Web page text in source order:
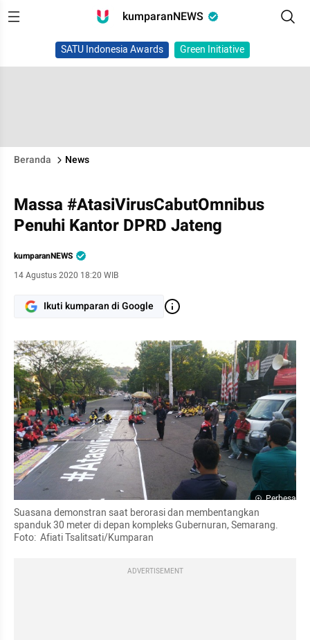
kumparanNEWS
SATU Indonesia Awards Green Initiative
Beranda News
Massa #AtasiVirusCabutOmnibus
Penuhi Kantor DPRD Jateng
kumparanNEWS
14 Agustus 2020 18:20 WIB
Ikuti kumparan di Google
Perbesar
Suasana demonstran saat berorasi dan membentangkan
spanduk 30 meter di depan kompleks Gubernuran, Semarang.
Foto:  Afiati Tsalitsati/Kumparan
ADVERTISEMENT